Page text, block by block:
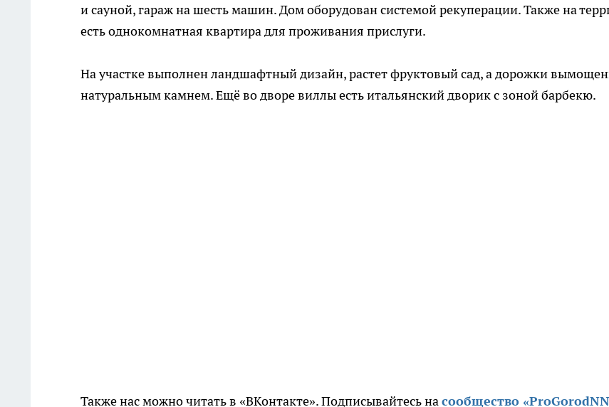
и сауной, гараж на шесть машин. Дом оборудован системой рекуперации. Также на
есть однокомнатная квартира для проживания прислуги.
На участке выполнен ландшафтный дизайн, растет фруктовый сад, а дорожки
натуральным камнем. Ещё во дворе виллы есть итальянский дворик с зоной барбекю.
Также нас можно читать в «ВКонтакте». Подписывайтесь насообщество